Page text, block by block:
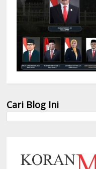
Cari Blog Ini